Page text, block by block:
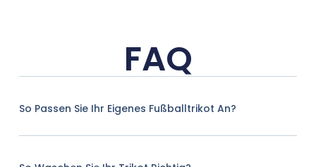
FAQ
So Passen Sie Ihr Eigenes Fußballtrikot An?